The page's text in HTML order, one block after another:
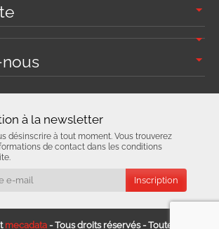
à la newsletter
désinscrire à tout moment. Vous trouverez
de contact dans les conditions
mecadata - Tous droits réservés - Toute